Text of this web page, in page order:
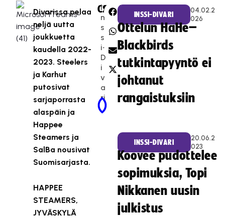
Divarissa pelaa
neljä uutta
joukkuetta
kaudella 2022-
2023. Steelers
ja Karhut
putosivat
sarjaporrasta
alaspäin ja
Happee
Steamers ja
SalBa nousivat
Suomisarjasta.
HAPPEE
STEAMERS,
JYVÄSKYLÄ
CATEGORIES:
I
n
s
s
i-
D
i
v
a
ri
SHARE:
Older Post
Newer Post
INSSI-DIVARI
04.02.2
026
Ottelun HaHe–
Blackbirds
tutkintapyyntö ei
johtanut
rangaistuksiin
INSSI-DIVARI
20.06.2
023
Koovee pudottelee
sopimuksia, Topi
Nikkanen uusin
julkistus